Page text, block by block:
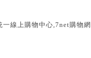
線上購物中心,7net購物